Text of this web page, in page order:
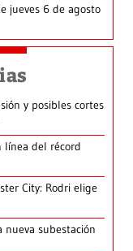
jueves 6 de agosto
y posibles cortes
línea del récord
City: Rodri elige
subestación